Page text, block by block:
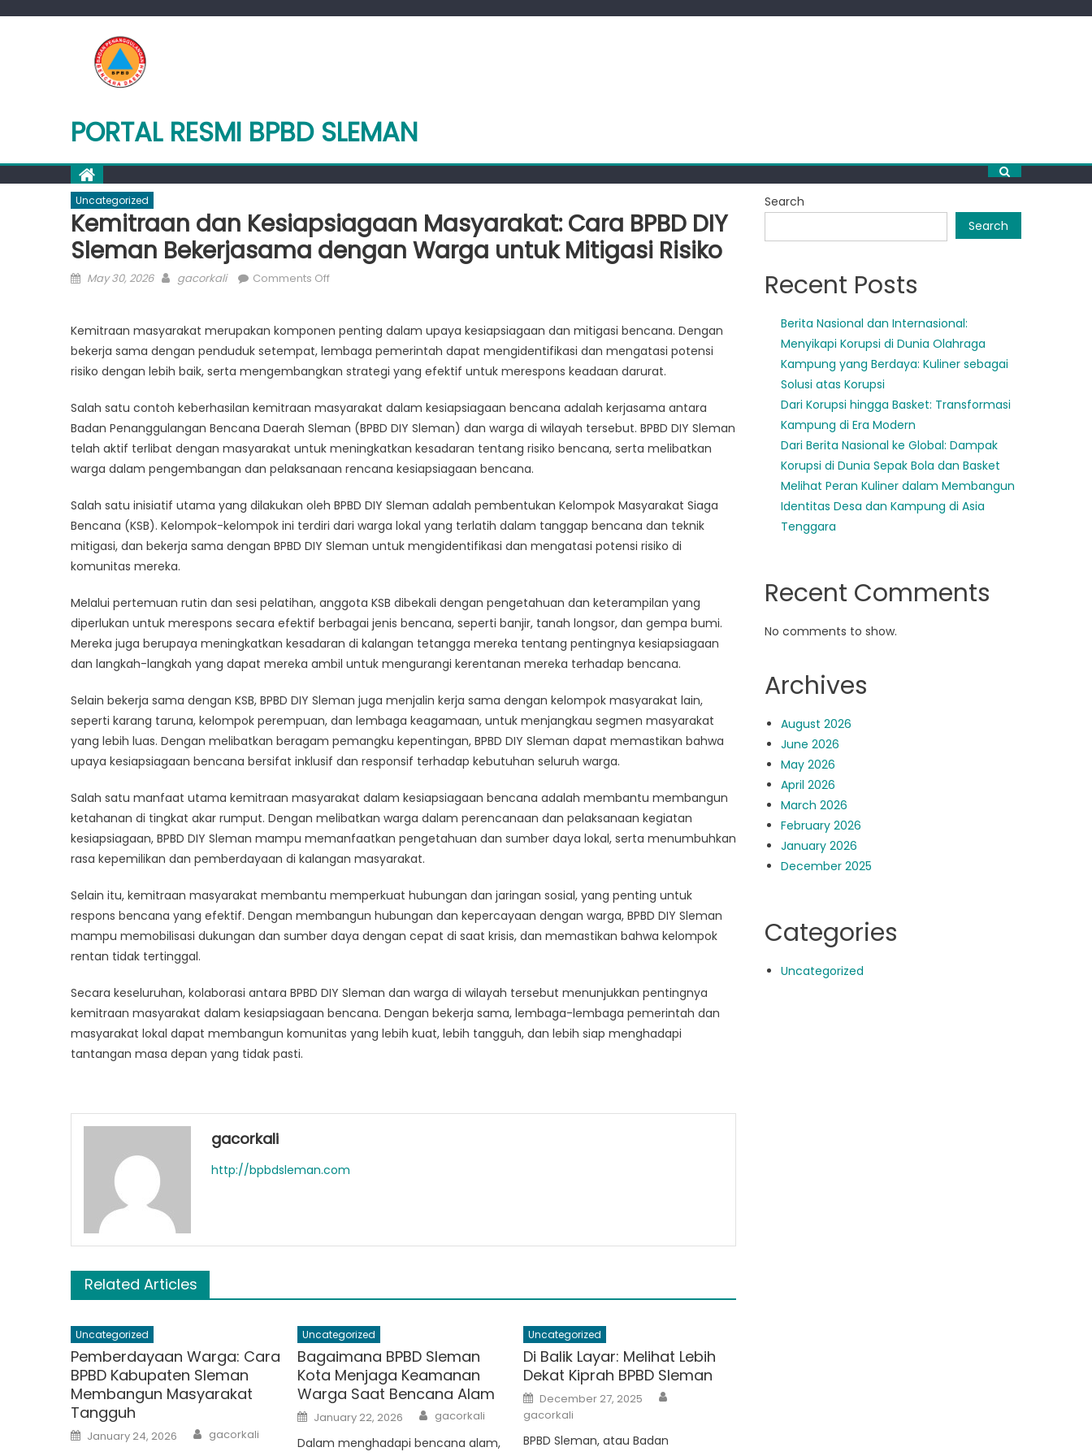
PORTAL RESMI BPBD SLEMAN
Uncategorized
Kemitraan dan Kesiapsiagaan Masyarakat: Cara BPBD DIY
Sleman Bekerjasama dengan Warga untuk Mitigasi Risiko
Posted
May 30, 2026 Author
gacorkali Comments Offon
Kesiapsiagaan
Masyarakat:
Cara
DIY
Sleman
Bekerjasama
dengan
untuk
Mitigasi
Risiko
Kemitraan masyarakat merupakan komponen penting dalam upaya kesiapsiagaan dan mitigasi bencana. Dengan
bekerja sama dengan penduduk setempat, lembaga pemerintah dapat mengidentifikasi dan mengatasi potensi
risiko dengan lebih baik, serta mengembangkan strategi yang efektif untuk merespons keadaan darurat.
Salah satu contoh keberhasilan kemitraan masyarakat dalam kesiapsiagaan bencana adalah kerjasama antara
Badan Penanggulangan Bencana Daerah Sleman (BPBD DIY Sleman) dan warga di wilayah tersebut. BPBD DIY Sleman
telah aktif terlibat dengan masyarakat untuk meningkatkan kesadaran tentang risiko bencana, serta melibatkan
warga dalam pengembangan dan pelaksanaan rencana kesiapsiagaan bencana.
Salah satu inisiatif utama yang dilakukan oleh BPBD DIY Sleman adalah pembentukan Kelompok Masyarakat Siaga
Bencana (KSB). Kelompok-kelompok ini terdiri dari warga lokal yang terlatih dalam tanggap bencana dan teknik
mitigasi, dan bekerja sama dengan BPBD DIY Sleman untuk mengidentifikasi dan mengatasi potensi risiko di
komunitas mereka.
Melalui pertemuan rutin dan sesi pelatihan, anggota KSB dibekali dengan pengetahuan dan keterampilan yang
diperlukan untuk merespons secara efektif berbagai jenis bencana, seperti banjir, tanah longsor, dan gempa bumi.
Mereka juga berupaya meningkatkan kesadaran di kalangan tetangga mereka tentang pentingnya kesiapsiagaan
dan langkah-langkah yang dapat mereka ambil untuk mengurangi kerentanan mereka terhadap bencana.
Selain bekerja sama dengan KSB, BPBD DIY Sleman juga menjalin kerja sama dengan kelompok masyarakat lain,
seperti karang taruna, kelompok perempuan, dan lembaga keagamaan, untuk menjangkau segmen masyarakat
yang lebih luas. Dengan melibatkan beragam pemangku kepentingan, BPBD DIY Sleman dapat memastikan bahwa
upaya kesiapsiagaan bencana bersifat inklusif dan responsif terhadap kebutuhan seluruh warga.
Salah satu manfaat utama kemitraan masyarakat dalam kesiapsiagaan bencana adalah membantu membangun
ketahanan di tingkat akar rumput. Dengan melibatkan warga dalam perencanaan dan pelaksanaan kegiatan
kesiapsiagaan, BPBD DIY Sleman mampu memanfaatkan pengetahuan dan sumber daya lokal, serta menumbuhkan
rasa kepemilikan dan pemberdayaan di kalangan masyarakat.
Selain itu, kemitraan masyarakat membantu memperkuat hubungan dan jaringan sosial, yang penting untuk
respons bencana yang efektif. Dengan membangun hubungan dan kepercayaan dengan warga, BPBD DIY Sleman
mampu memobilisasi dukungan dan sumber daya dengan cepat di saat krisis, dan memastikan bahwa kelompok
rentan tidak tertinggal.
Secara keseluruhan, kolaborasi antara BPBD DIY Sleman dan warga di wilayah tersebut menunjukkan pentingnya
kemitraan masyarakat dalam kesiapsiagaan bencana. Dengan bekerja sama, lembaga-lembaga pemerintah dan
masyarakat lokal dapat membangun komunitas yang lebih kuat, lebih tangguh, dan lebih siap menghadapi
tantangan masa depan yang tidak pasti.
gacorkali
http://bpbdsleman.com
Related Articles
Uncategorized
Pemberdayaan Warga: Cara
BPBD Kabupaten Sleman
Membangun Masyarakat
Tangguh
Posted
on
January 24, 2026 Author
gacorkali
Uncategorized
Bagaimana BPBD Sleman
Kota Menjaga Keamanan
Warga Saat Bencana Alam
Posted
on
January 22, 2026 Author
gacorkali
Dalam menghadapi bencana alam,
Uncategorized
Di Balik Layar: Melihat Lebih
Dekat Kiprah BPBD Sleman
Posted
on
December 27, 2025
gacorkali
BPBD Sleman, atau Badan
Search
Search
Recent Posts
Berita Nasional dan Internasional:
Menyikapi Korupsi di Dunia Olahraga
Kampung yang Berdaya: Kuliner sebagai
Solusi atas Korupsi
Dari Korupsi hingga Basket: Transformasi
Kampung di Era Modern
Dari Berita Nasional ke Global: Dampak
Korupsi di Dunia Sepak Bola dan Basket
Melihat Peran Kuliner dalam Membangun
Identitas Desa dan Kampung di Asia
Tenggara
Recent Comments
No comments to show.
Archives
August 2026
June 2026
May 2026
April 2026
March 2026
February 2026
January 2026
December 2025
Categories
Uncategorized